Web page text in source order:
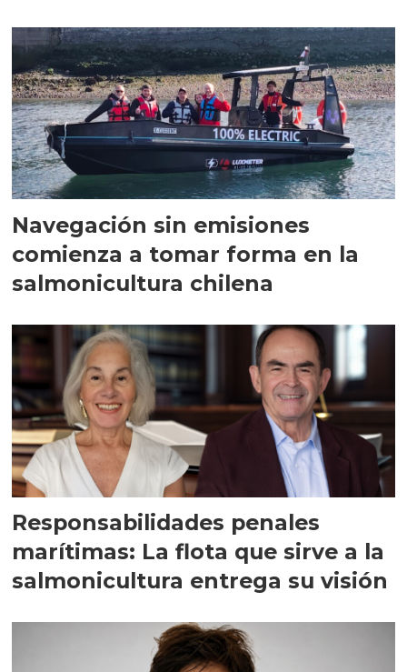
Navegación sin emisiones
comienza a tomar forma en la
salmonicultura chilena
Responsabilidades penales
marítimas: La flota que sirve a la
salmonicultura entrega su visión